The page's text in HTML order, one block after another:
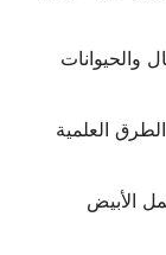
والحيوانات
العلمية
الأبيض